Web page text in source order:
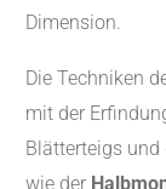
Dimension.
Die Techniken
mit der
Blätterteigs und
wie der